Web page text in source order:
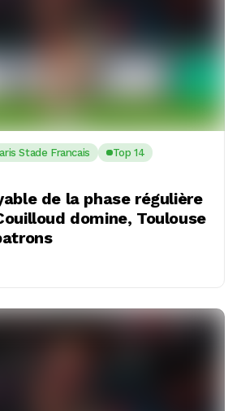
Stade Francais
Top 14
de la phase régulière
domine, Toulouse